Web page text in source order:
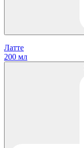
Латте
200 мл